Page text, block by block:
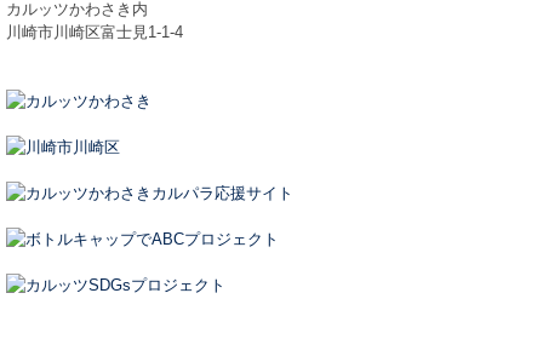
カルッツかわさき内
川崎市川崎区富士見1-1-4